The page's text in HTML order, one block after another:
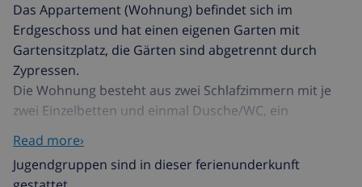
Das Appartement (Wohnung) befindet sich im
Erdgeschoss und hat einen eigenen Garten mit
Gartensitzplatz, die Gärten sind abgetrennt durch
Zypressen.
Die Wohnung besteht aus zwei Schlafzimmern mit je
zwei Einzelbetten und einmal Dusche/WC, ein
Doppelschlafzimmer mit eigenem Bad/WC.
Moderne offene Küche mit Theke, ausgestattet mit
Ceranfeld, Backofen, Geschirrspüler, Micro,
Read more›
Jugendgruppen sind in dieser ferienunderkunft